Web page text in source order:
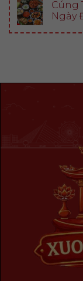
Cúng
Ngày